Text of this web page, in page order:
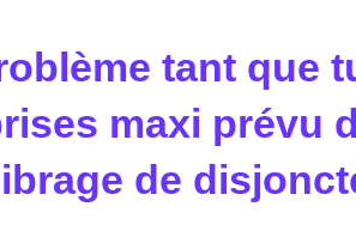
tant que
maxi prévu
de